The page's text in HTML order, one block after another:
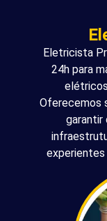
Eletricista
24h para
Oferecemos
garantir
experientes